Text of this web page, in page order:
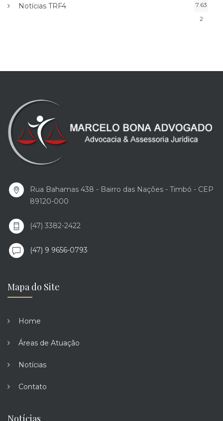
Notícias TRF4
7.63
2
Rua Bahamas 438 - Bairro das Nações - Timbó - CEP
89120-000
(47) 3382-2422
(47) 9 9656-0793
Mapa do Site
Home
Áreas de Atuação
Notícias
Contato
Notícias